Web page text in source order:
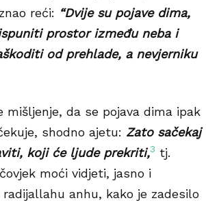
reći: “Dvije su pojave dima,
prostor između neba i
od prehlade, a nevjerniku
da se pojava dima ipak
shodno ajetu: Zato sačekaj
koji će ljude prekriti,3 tj.
moći vidjeti, jasno i
anhu, kako je zadesilo